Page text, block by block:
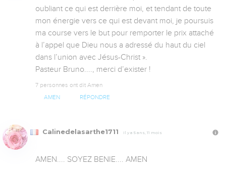
oubliant ce qui est derrière moi, et tendant de toute
mon énergie vers ce qui est devant moi, je poursuis
ma course vers le but pour remporter le prix attaché
à l’appel que Dieu nous a adressé du haut du ciel
dans l’union avec Jésus-Christ ».
Pasteur Bruno...., merci d’exister !
7 personnes ont dit Amen
AMEN RÉPONDRE
Calinedelasarthe1711 Il y a 5 ans, 11 mois
AMEN.... SOYEZ BENIE.... AMEN